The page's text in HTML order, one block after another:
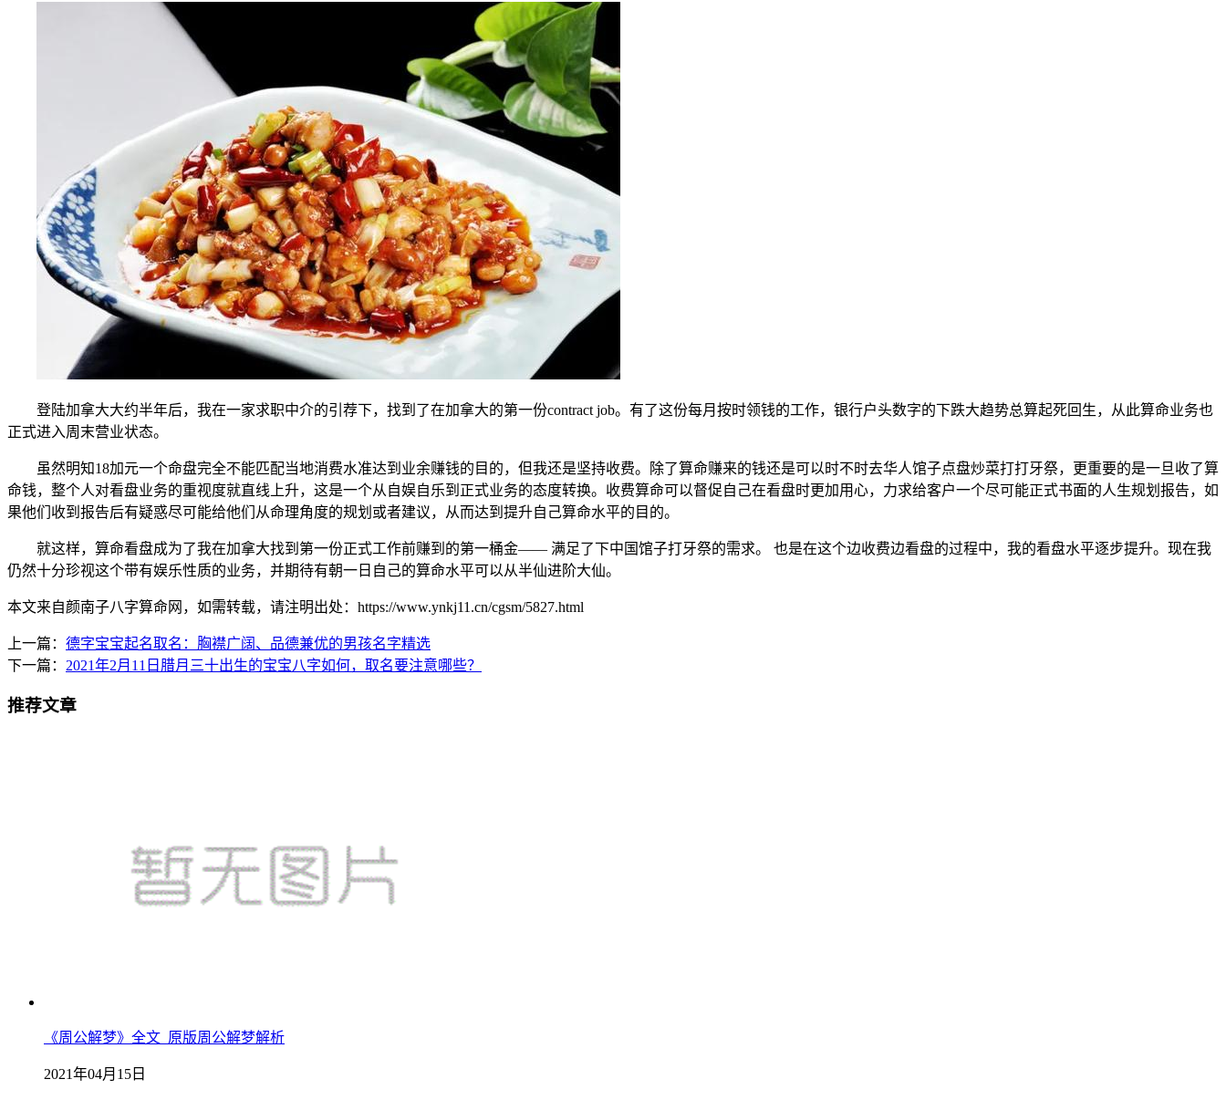
登陆加拿大大约半年后，我在一家求职中介的引荐下，找到了在加拿大的第一份contract job。有了这份每月按时领钱的工作，银行户头数字的下跌大趋势总算起死回生，从此算命业务也
正式进入周末营业状态。
虽然明知18加元一个命盘完全不能匹配当地消费水准达到业余赚钱的目的，但我还是坚持收费。除了算命赚来的钱还是可以时不时去华人馆子点盘炒菜打打牙祭，更重要的是一旦收了算
命钱，整个人对看盘业务的重视度就直线上升，这是一个从自娱自乐到正式业务的态度转换。收费算命可以督促自己在看盘时更加用心，力求给客户一个尽可能正式书面的人生规划报告，如
果他们收到报告后有疑惑尽可能给他们从命理角度的规划或者建议，从而达到提升自己算命水平的目的。
就这样，算命看盘成为了我在加拿大找到第一份正式工作前赚到的第一桶金—— 满足了下中国馆子打牙祭的需求。 也是在这个边收费边看盘的过程中，我的看盘水平逐步提升。现在我
仍然十分珍视这个带有娱乐性质的业务，并期待有朝一日自己的算命水平可以从半仙进阶大仙。
本文来自颜南子八字算命网，如需转载，请注明出处：https://www.ynkj11.cn/cgsm/5827.html
上一篇： 德字宝宝起名取名：胸襟广阔、品德兼优的男孩名字精选
下一篇： 2021年2月11日腊月三十出生的宝宝八字如何，取名要注意哪些？
推荐文章
《周公解梦》全文_原版周公解梦解析
2021年04月15日